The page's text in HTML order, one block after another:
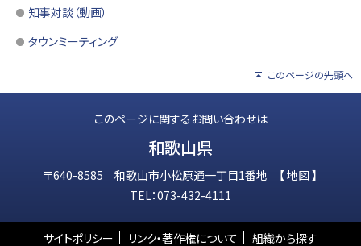
知事対談（動画）
タウンミーティング
このページの先頭へ
このページに関するお問い合わせは
和歌山県
〒640-8585 和歌山市小松原通一丁目1番地 【地図】
TEL：073-432-4111
サイトポリシー リンク・著作権について 組織から探す